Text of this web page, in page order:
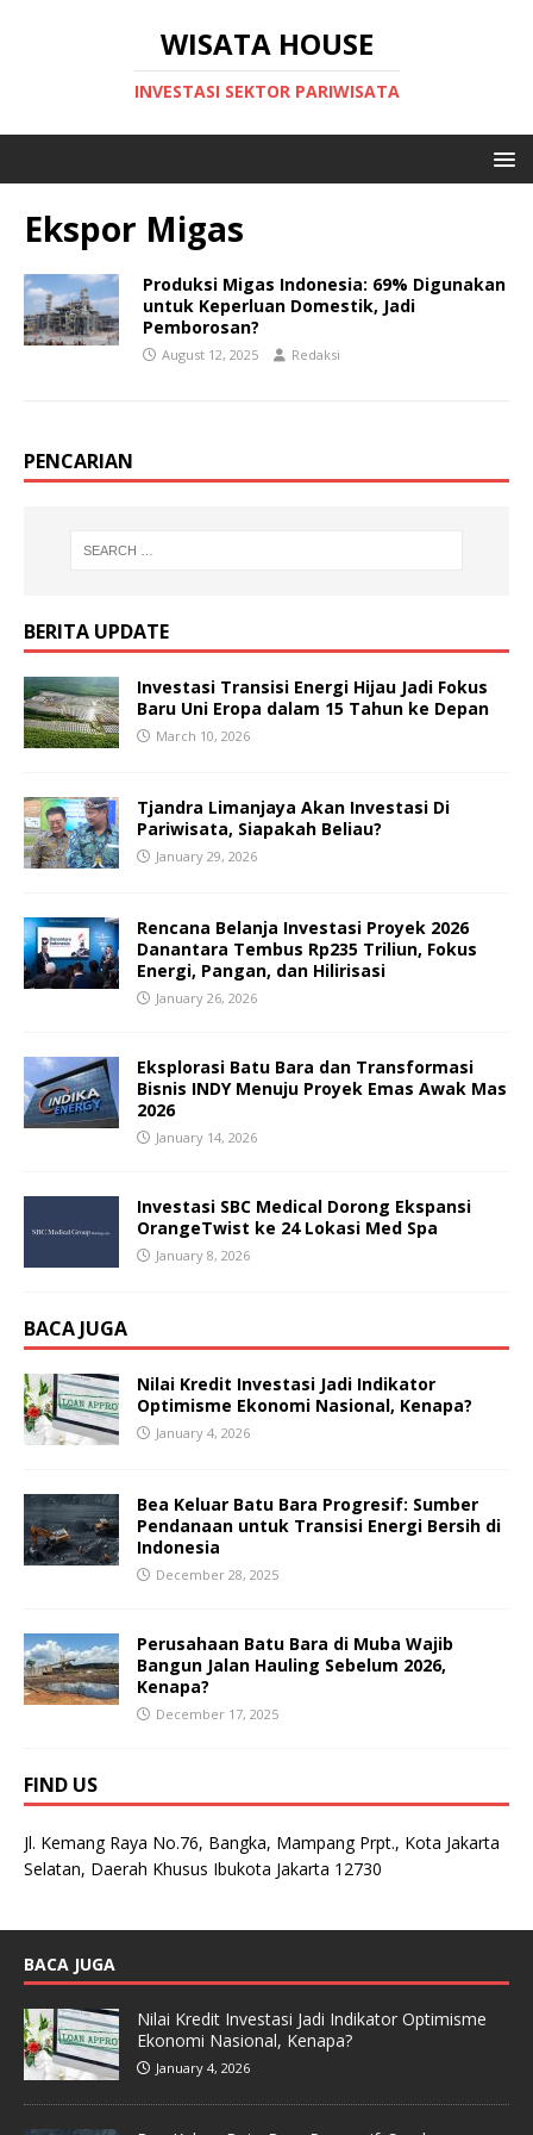
WISATA HOUSE
INVESTASI SEKTOR PARIWISATA
Ekspor Migas
Produksi Migas Indonesia: 69% Digunakan
untuk Keperluan Domestik, Jadi
Pemborosan?
August 12, 2025 Redaksi
PENCARIAN
BERITA UPDATE
Investasi Transisi Energi Hijau Jadi Fokus
Baru Uni Eropa dalam 15 Tahun ke Depan
March 10, 2026
Tjandra Limanjaya Akan Investasi Di
Pariwisata, Siapakah Beliau?
January 29, 2026
Rencana Belanja Investasi Proyek 2026
Danantara Tembus Rp235 Triliun, Fokus
Energi, Pangan, dan Hilirisasi
January 26, 2026
Eksplorasi Batu Bara dan Transformasi
Bisnis INDY Menuju Proyek Emas Awak Mas
2026
January 14, 2026
Investasi SBC Medical Dorong Ekspansi
OrangeTwist ke 24 Lokasi Med Spa
January 8, 2026
BACA JUGA
Nilai Kredit Investasi Jadi Indikator
Optimisme Ekonomi Nasional, Kenapa?
January 4, 2026
Bea Keluar Batu Bara Progresif: Sumber
Pendanaan untuk Transisi Energi Bersih di
Indonesia
December 28, 2025
Perusahaan Batu Bara di Muba Wajib
Bangun Jalan Hauling Sebelum 2026,
Kenapa?
December 17, 2025
FIND US
Jl. Kemang Raya No.76, Bangka, Mampang Prpt., Kota Jakarta
Selatan, Daerah Khusus Ibukota Jakarta 12730
BACA JUGA
Nilai Kredit Investasi Jadi Indikator Optimisme
Ekonomi Nasional, Kenapa?
January 4, 2026